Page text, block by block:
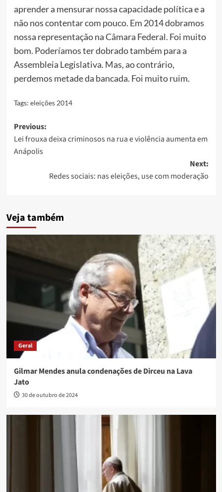
aprender a mensurar nossa capacidade política e a
não nos contentar com pouco. Em 2014 dobramos
nossa representação na Câmara Federal. Foi muito
bom. Poderíamos ter dobrado também para a
Assembleia Legislativa. Mas, ao contrário,
perdemos metade da bancada. Foi muito ruim.
Tags: eleições 2014
Post
navigation
Previous:
Lei frouxa deixa criminosos na rua e violência aumenta em
Anápolis
Next:
Redes sociais: nas eleições, use com moderação
Veja também
Geral
Gilmar Mendes anula condenações de Dirceu na Lava
Jato
30 de outubro de 2024